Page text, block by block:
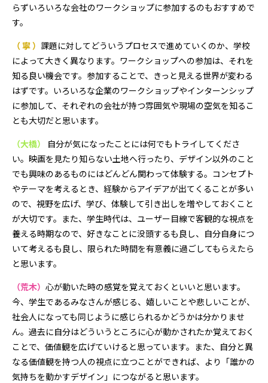
らずいろいろな会社のワークショップに参加するのもおすすめで
す。
（ 寧 ） 課題に対してどういうプロセスで進めていくのか、学校
によって大きく異なります。ワークショップへの参加は、それを
知る良い機会です。参加することで、きっと見える世界が変わる
はずです。いろいろな企業のワークショップやインターンシップ
に参加して、それぞれの会社が持つ雰囲気や現場の空気を知るこ
とも大切だと思います。
（大橋）
自分が気になったことには何でもトライしてくださ
い。映画を見たり知らない土地へ行ったり、デザイン以外のこと
でも興味のあるものにはどんどん関わって体験する。コンセプト
やテーマを考えるとき、経験からアイデアが出てくることが多い
ので、視野を広げ、学び、体験して引き出しを増やしておくこと
が大切です。また、学生時代は、ユーザー目線で客観的な視点を
養える時期なので、好きなことに没頭するも良し、自分自身につ
いて考えるも良し、限られた時間を有意義に過ごしてもらえたら
と思います。
（荒木） 心が動いた時の感覚を覚えておくといいと思います。
今、学生であるみなさんが感じる、嬉しいことや悲しいことが、
社会人になっても同じように感じられるかどうかは分かりませ
ん。過去に自分はどういうところに心が動かされたか覚えておく
ことで、価値観を広げていけると思っています。また、自分と異
なる価値観を持つ人の視点に立つことができれば、より「誰かの
気持ちを動かすデザイン」につながると思います。